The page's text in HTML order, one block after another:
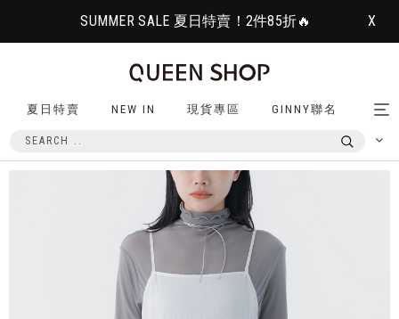
SUMMER SALE 夏日特賣！2件85折🔥 X
夏日特賣 NEW IN 現貨專區 GINNY聯名